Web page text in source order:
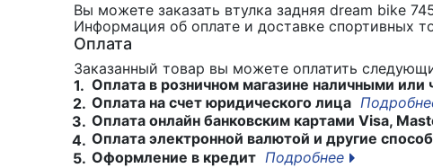
Количествоспиц: 32
Крепление:эксцентрик
Подшипники:стальные
картриджные
Вы можете заказать втулка задняя dream bike
Информация об оплате и доставке спортивных
Оплата
Заказанный товар вы можете оплатить
1. Оплата в розничном магазине наличными
2. Оплата на счет юридического лица
3. Оплата онлайн банковским картами Visa,
4. Оплата электронной валютой и другие
5. Оформление в кредит Подробнее